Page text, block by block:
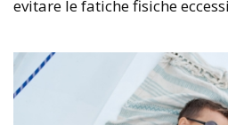
evitare le fatiche fisiche